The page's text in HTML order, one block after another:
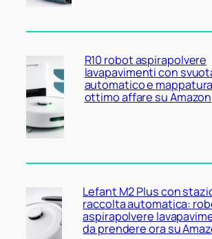
R10 robot aspirapolvere
lavapavimenti con
automatico e mappatura
ottimo affare su Amazon
Lefant M2 Plus con
raccolta automatica:
aspirapolvere
da prendere ora su